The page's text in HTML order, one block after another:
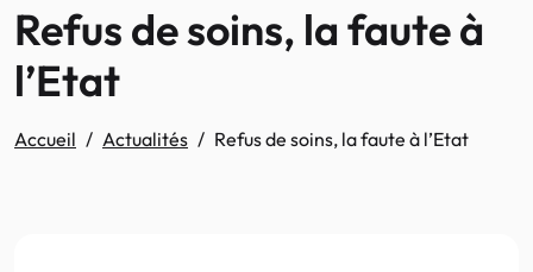
Refus de soins, la faute à
l’Etat
Accueil Actualités Refus de soins, la faute à l’Etat